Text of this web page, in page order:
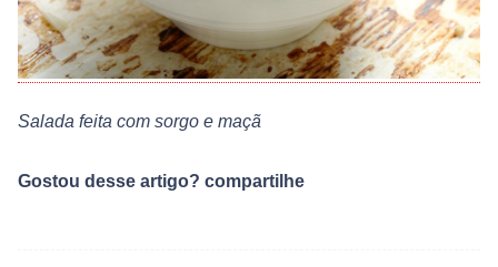
Salada feita com sorgo e maçã
Gostou desse artigo? compartilhe